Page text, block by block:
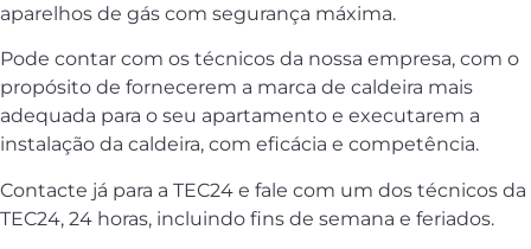
aparelhos de gás com segurança máxima.
Pode contar com os técnicos da nossa empresa, com o
propósito de fornecerem a marca de caldeira mais
adequada para o seu apartamento e executarem a
instalação da caldeira, com eficácia e competência.
Contacte já para a TEC24 e fale com um dos técnicos da
TEC24, 24 horas, incluindo fins de semana e feriados.